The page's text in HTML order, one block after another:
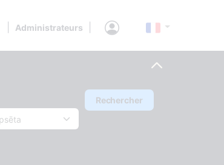
Administrateurs
Rechercher